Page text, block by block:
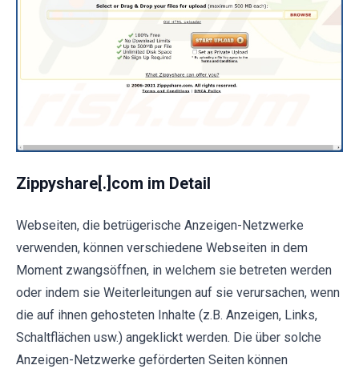
Zippyshare[.]com im Detail
Webseiten, die betrügerische Anzeigen-Netzwerke
verwenden, können verschiedene Webseiten in dem
Moment zwangsöffnen, in welchem sie betreten werden
oder indem sie Weiterleitungen auf sie verursachen, wenn
die auf ihnen gehosteten Inhalte (z.B. Anzeigen, Links,
Schaltflächen usw.) angeklickt werden. Die über solche
Anzeigen-Netzwerke geförderten Seiten können